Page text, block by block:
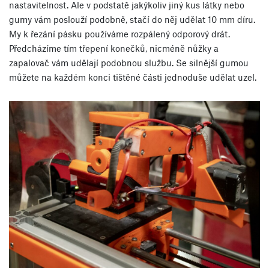
nastavitelnost. Ale v podstatě jakýkoliv jiný kus látky nebo
gumy vám poslouží podobně, stačí do něj udělat 10 mm díru.
My k řezání pásku používáme rozpálený odporový drát.
Předcházíme tím třepení konečků, nicméně nůžky a
zapalovač vám udělají podobnou službu. Se silnější gumou
můžete na každém konci tištěné části jednoduše udělat uzel.